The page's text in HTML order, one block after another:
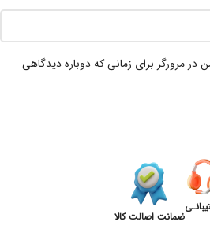
در مرورگر برای زمانی که دوباره دیدگاهی
ضمانت اصالت کالا